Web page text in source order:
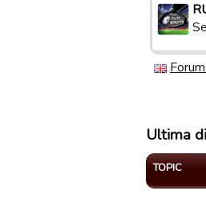
Ultima
TOPIC